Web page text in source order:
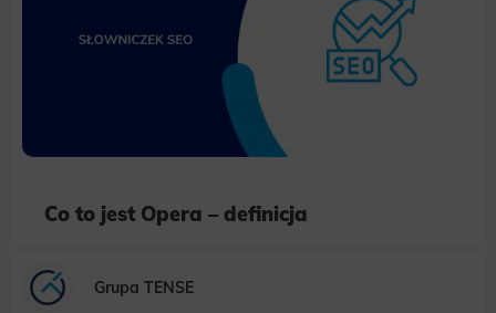
Co to jest Opera – definicja
Grupa TENSE